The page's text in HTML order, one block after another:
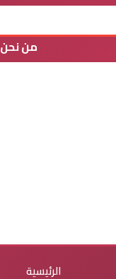
من نحن
الرئيسية